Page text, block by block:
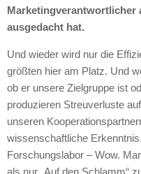
Marketingverantwortlicher
ausgedacht hat.
Und wieder wird nur die
größten hier am Platz. Und
ob er unsere Zielgruppe ist
produzieren Streuverluste
unseren
wissenschaftliche
Forschungslabor – Wow.
als nur „Auf den Schlamm“